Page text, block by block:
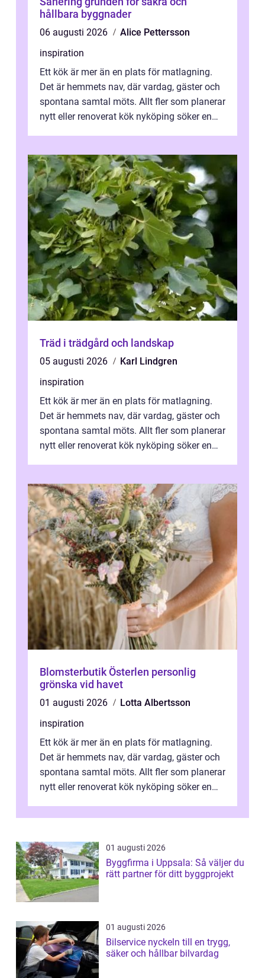
hållbara byggnader
06 augusti 2026
Alice Pettersson
inspiration
Ett kök är mer än en plats för matlagning.
Det är hemmets nav, där vardag, gäster och
spontana samtal möts. Allt fler som planerar
nytt eller renoverat kök nyköping söker en
Träd i trädgård och landskap
05 augusti 2026
Karl Lindgren
inspiration
Ett kök är mer än en plats för matlagning.
Det är hemmets nav, där vardag, gäster och
spontana samtal möts. Allt fler som planerar
nytt eller renoverat kök nyköping söker en
Blomsterbutik Österlen personlig
grönska vid havet
01 augusti 2026
Lotta Albertsson
inspiration
Ett kök är mer än en plats för matlagning.
Det är hemmets nav, där vardag, gäster och
spontana samtal möts. Allt fler som planerar
nytt eller renoverat kök nyköping söker en
01 augusti 2026
Byggfirma i Uppsala: Så väljer du
rätt partner för ditt byggprojekt
01 augusti 2026
Bilservice nyckeln till en trygg,
säker och hållbar bilvardag